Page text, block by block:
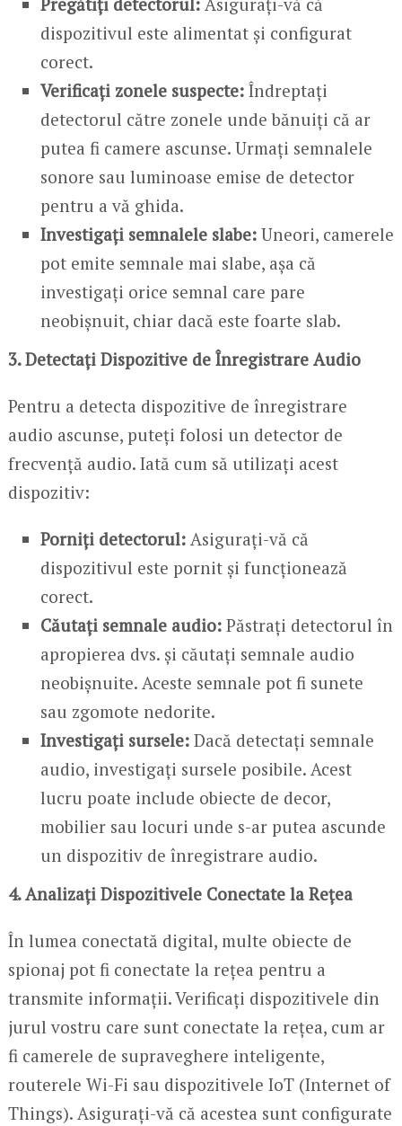
dispozitivul este alimentat și configurat
corect.
Verificați zonele suspecte: Îndreptați
detectorul către zonele unde bănuiți că ar
putea fi camere ascunse. Urmați semnalele
sonore sau luminoase emise de detector
pentru a vă ghida.
Investigați semnalele slabe: Uneori, camerele
pot emite semnale mai slabe, așa că
investigați orice semnal care pare
neobișnuit, chiar dacă este foarte slab.
3. Detectați Dispozitive de Înregistrare Audio
Pentru a detecta dispozitive de înregistrare
audio ascunse, puteți folosi un detector de
frecvență audio. Iată cum să utilizați acest
dispozitiv:
Porniți detectorul: Asigurați-vă că
dispozitivul este pornit și funcționează
corect.
Căutați semnale audio: Păstrați detectorul în
apropierea dvs. și căutați semnale audio
neobișnuite. Aceste semnale pot fi sunete
sau zgomote nedorite.
Investigați sursele: Dacă detectați semnale
audio, investigați sursele posibile. Acest
lucru poate include obiecte de decor,
mobilier sau locuri unde s-ar putea ascunde
un dispozitiv de înregistrare audio.
4. Analizați Dispozitivele Conectate la Rețea
În lumea conectată digital, multe obiecte de
spionaj pot fi conectate la rețea pentru a
transmite informații. Verificați dispozitivele din
jurul vostru care sunt conectate la rețea, cum ar
fi camerele de supraveghere inteligente,
routerele Wi-Fi sau dispozitivele IoT (Internet of
Things). Asigurați-vă că acestea sunt configurate